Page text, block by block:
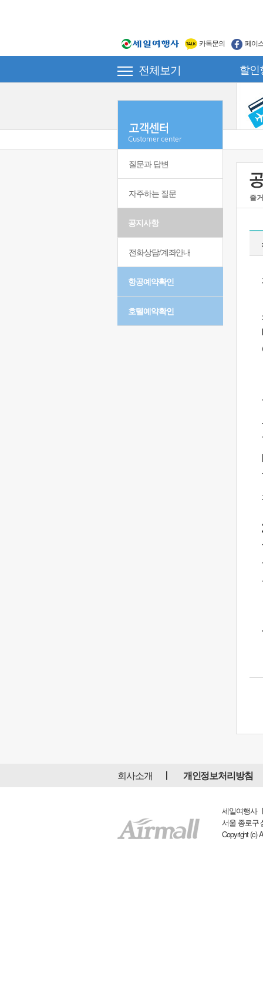
카톡문의 페이
전체보기 할인
질문과 답변
자주하는 질문
공지사항
전화상담/계좌안내
항공예약확인
호텔예약확인
즐
회사소개 개인정보처리방침
세일여행사
서울 종로구
Copyright (c)